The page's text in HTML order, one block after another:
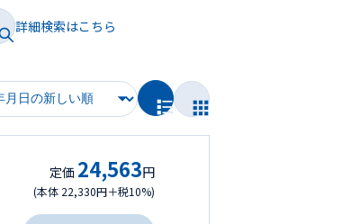
詳細検索はこちら
定価 24,563円
(本体 22,330円＋税10%)